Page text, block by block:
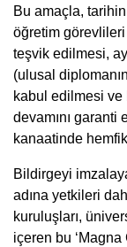
Bu amaçla,
öğretim
teşvik edilmesi,
(ulusal
kabul edilmesi ve
devamını garanti
kanaatinde
Bildirgeyi
adına yetkileri
kuruluşları,
içeren bu